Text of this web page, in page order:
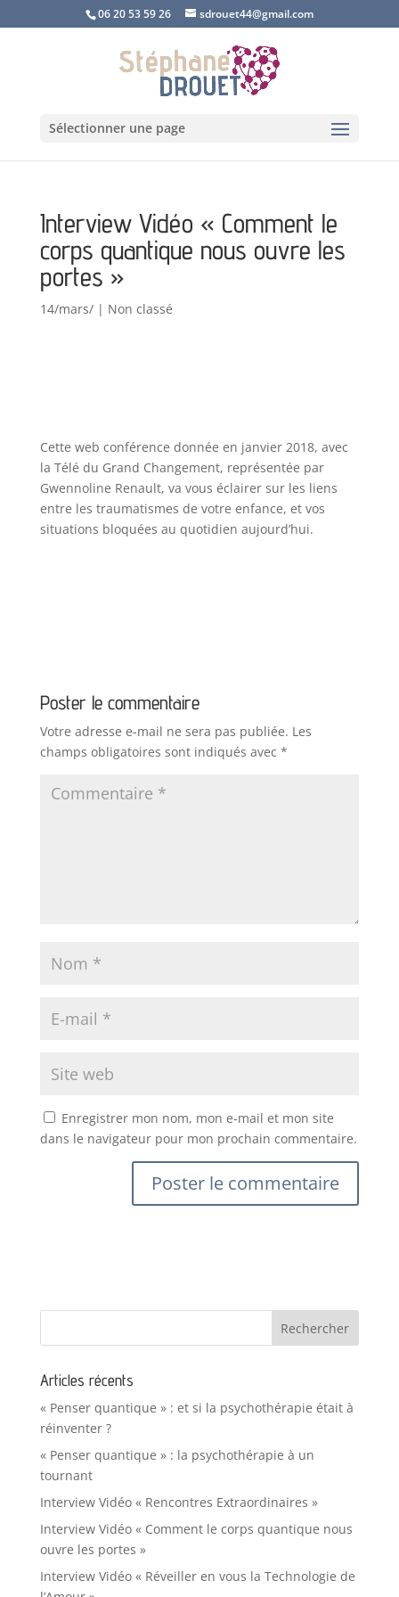
06 20 53 59 26 sdrouet44@gmail.com
Sélectionner une page
Interview Vidéo « Comment le
corps quantique nous ouvre les
portes »
14/mars/ | Non classé
Cette web conférence donnée en janvier 2018, avec
la Télé du Grand Changement, représentée par
Gwennoline Renault, va vous éclairer sur les liens
entre les traumatismes de votre enfance, et vos
situations bloquées au quotidien aujourd’hui.
Poster le commentaire
Votre adresse e-mail ne sera pas publiée. Les
champs obligatoires sont indiqués avec *
Enregistrer mon nom, mon e-mail et mon site
dans le navigateur pour mon prochain commentaire.
Articles récents
« Penser quantique » : et si la psychothérapie était à
réinventer ?
« Penser quantique » : la psychothérapie à un
tournant
Interview Vidéo « Rencontres Extraordinaires »
Interview Vidéo « Comment le corps quantique nous
ouvre les portes »
Interview Vidéo « Réveiller en vous la Technologie de